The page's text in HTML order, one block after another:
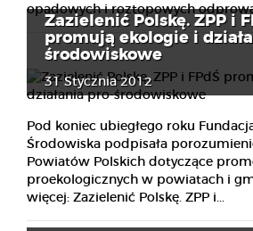
opadowych i roztopowych
Zazielenić Polskę. ZPP i
promują ekologie i
środowiskowe
31 Stycznia 2012
Pod koniec ubiegłego roku
Środowiska podpisała
Powiatów Polskich dotyczące
proekologicznych w powiatach i
więcej: Zazielenić Polskę. ZPP i...